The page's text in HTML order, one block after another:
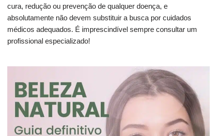
cura, redução ou prevenção de qualquer doença, e
absolutamente não devem substituir a busca por cuidados
médicos adequados. É imprescindível sempre consultar um
profissional especializado!